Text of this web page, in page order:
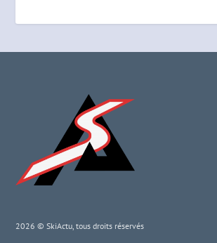
2026 © SkiActu, tous droits réservés